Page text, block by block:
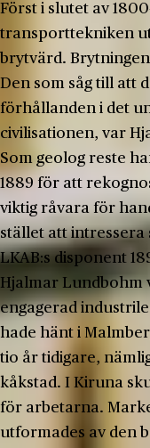
Först i slutet av
transporttekniken
brytvärd.
Den som såg till att
förhållanden i det
civilisationen, var
Som geolog reste
1889 för att
viktig råvara för
stället att intressera
LKAB:s disponent
Hjalmar Lundbohm
engagerad
hade hänt i
tio år tidigare,
kåkstad. I Kiruna
för arbetarna.
utformades av den